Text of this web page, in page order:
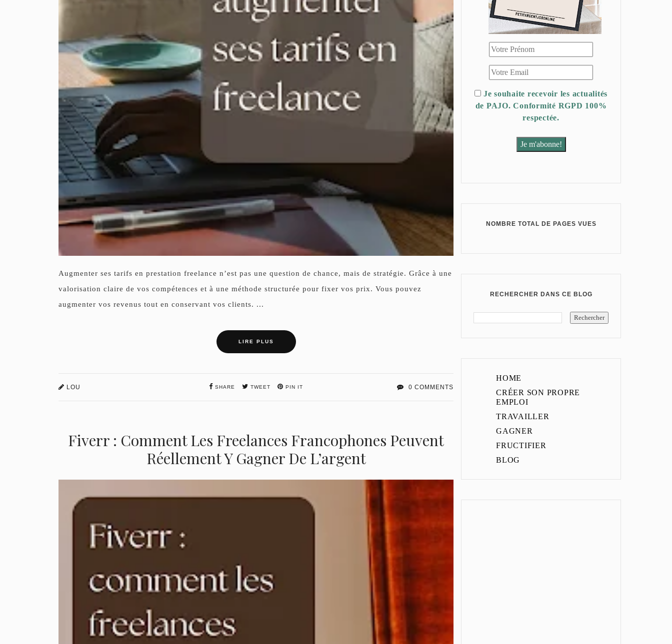
Augmenter ses tarifs en prestation freelance n’est pas une question de chance, mais de stratégie. Grâce à une
valorisation claire de vos compétences et à une méthode structurée pour fixer vos prix. Vous pouvez
augmenter vos revenus tout en conservant vos clients. ...
LIRE PLUS
LOU SHARE TWEET PIN IT 0 COMMENTS
Fiverr : Comment Les Freelances Francophones Peuvent
Réellement Y Gagner De L’argent
Je souhaite recevoir les actualités
de PAJO. Conformité RGPD 100%
respectée.
Je m'abonne!
NOMBRE TOTAL DE PAGES VUES
RECHERCHER DANS CE BLOG
HOME
CRÉER SON PROPRE
EMPLOI
TRAVAILLER
GAGNER
FRUCTIFIER
BLOG